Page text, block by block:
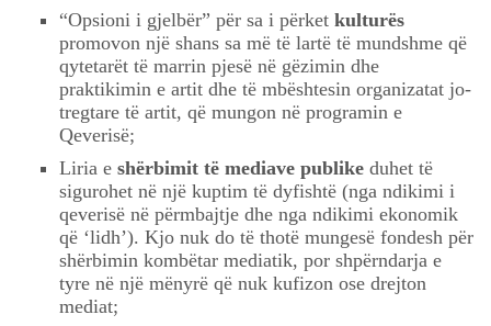
“Opsioni i gjelbër” për sa i përket kulturës
promovon një shans sa më të lartë të mundshme që
qytetarët të marrin pjesë në gëzimin dhe
praktikimin e artit dhe të mbështesin organizatat jo-
tregtare të artit, që mungon në programin e
Qeverisë;
Liria e shërbimit të mediave publikeduhet të
sigurohet në një kuptim të dyfishtë (nga ndikimi i
qeverisë në përmbajtje dhe nga ndikimi ekonomik
që ‘lidh’). Kjo nuk do të thotë mungesë fondesh për
shërbimin kombëtar mediatik, por shpërndarja e
tyre në një mënyrë që nuk kufizon ose drejton
mediat;